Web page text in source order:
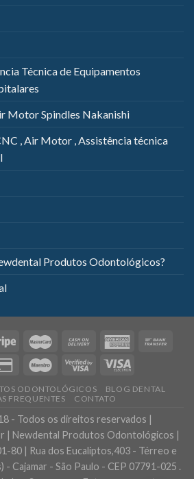
Técnica de Equipamentos
Motor Spindles Nakanishi
, Air Motor , Assistência técnica
Produtos Odontológicos?
ODONTOLÓGICOS
BLOG DENTAL
FREQUENTES
CONTATO
- Todos os direitos reservados |
| Newdental Produtos Odontológicos |
80 | Rua dos Eucaliptos,403 - Térreo e
Cajamar - São Paulo - CEP 07791-025 .